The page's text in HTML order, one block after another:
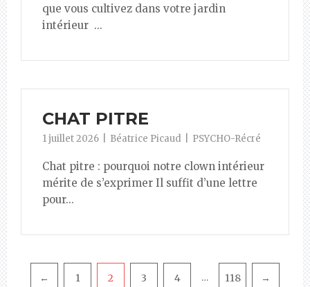
que vous cultivez dans votre jardin
intérieur ...
CHAT PITRE
1 juillet 2026 Béatrice Picaud PSYCHO-Récré
Chat pitre : pourquoi notre clown intérieur
mérite de s’exprimer Il suffit d’une lettre
pour...
Pagination
← 1 2 3 4 … 118 →